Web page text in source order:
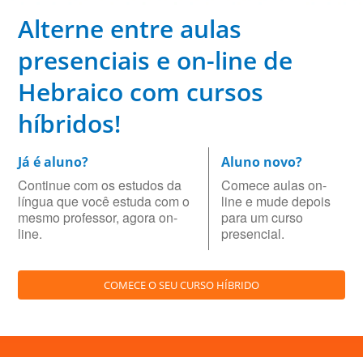
Alterne entre aulas
presenciais e on-line de
Hebraico com cursos
híbridos!
Já é aluno?
Continue com os estudos da
língua que você estuda com o
mesmo professor, agora on-
line.
Aluno novo?
Comece aulas on-
line e mude depois
para um curso
presencial.
COMECE O SEU CURSO HÍBRIDO